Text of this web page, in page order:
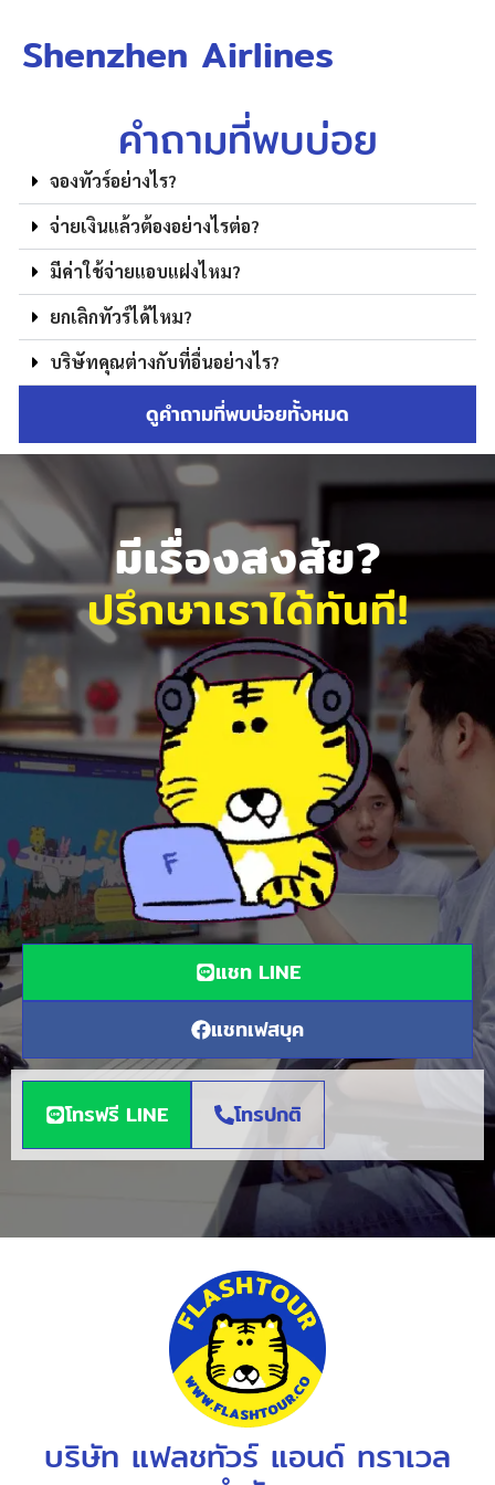
Shenzhen Airlines
คำถามที่พบบ่อย
จองทัวร์อย่างไร?
จ่ายเงินแล้วต้องอย่างไรต่อ?
มีค่าใช้จ่ายแอบแฝงไหม?
ยกเลิกทัวร์ได้ไหม?
บริษัทคุณต่างกับที่อื่นอย่างไร?
ดูคำถามที่พบบ่อยทั้งหมด
มีเรื่องสงสัย?
ปรึกษาเราได้ทันที!
แชท LINE
แชทเฟสบุค
โทรฟรี LINE โทรปกติ
บริษัท แฟลชทัวร์ แอนด์ ทราเวล